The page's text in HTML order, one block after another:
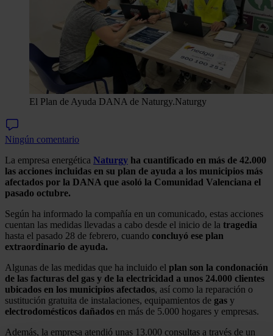
El Plan de Ayuda DANA de Naturgy.Naturgy
Ningún comentario
La empresa energética Naturgy ha cuantificado en más de 42.000
las acciones incluidas en su plan de ayuda a los municipios más
afectados por la DANA que asoló la Comunidad Valenciana el
pasado octubre.
Según ha informado la compañía en un comunicado, estas acciones
cuentan las medidas llevadas a cabo desde el inicio de la tragedia
hasta el pasado 28 de febrero, cuando concluyó ese plan
extraordinario de ayuda.
Algunas de las medidas que ha incluido el plan son la condonación
de las facturas del gas y de la electricidad a unos 24.000 clientes
ubicados en los municipios afectados, así como la reparación o
sustitución gratuita de instalaciones, equipamientos de gas y
electrodomésticos dañados en más de 5.000 hogares y empresas.
Además, la empresa atendió unas 13.000 consultas a través de un